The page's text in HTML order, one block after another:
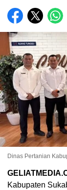
Dinas Pertanian
Kabupaten